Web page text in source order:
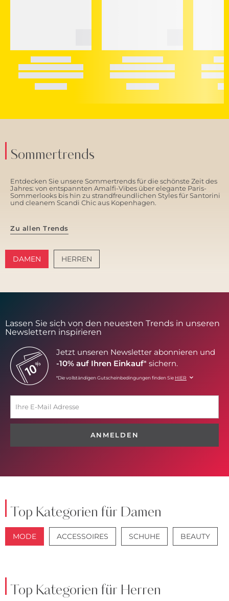
Sommertrends
Entdecken Sie unsere Sommertrends für die schönste Zeit des
Jahres: von entspannten Amalfi-Vibes über elegante Paris-
Sommerlooks bis hin zu strandfreundlichen Styles für Santorini
und cleanem Scandi Chic aus Kopenhagen.
Zu allen Trends
DAMEN HERREN
Lassen Sie sich von den neuesten Trends in unseren
Newslettern inspirieren
Jetzt unseren Newsletter abonnieren und
-10% auf Ihren Einkauf* sichern.
*Die vollständigen Gutscheinbedingungen finden Sie HIER
ANMELDEN
Top Kategorien für Damen
MODE ACCESSOIRES SCHUHE BEAUTY
Top Kategorien für Herren